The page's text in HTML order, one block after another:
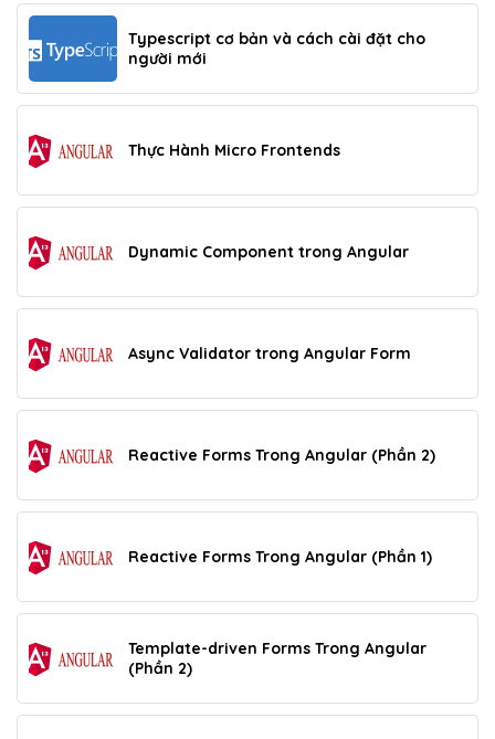
Typescript cơ bản và cách cài đặt cho
người mới
Thực Hành Micro Frontends
Dynamic Component trong Angular
Async Validator trong Angular Form
Reactive Forms Trong Angular (Phần 2)
Reactive Forms Trong Angular (Phần 1)
Template-driven Forms Trong Angular
(Phần 2)